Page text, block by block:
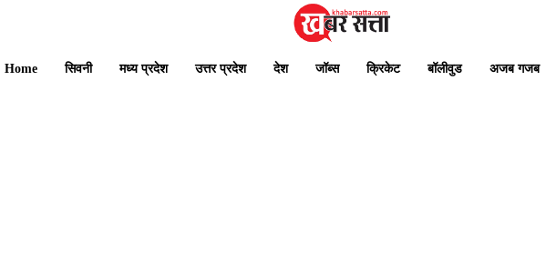
Home सिवनी मध्य प्रदेश उत्तर प्रदेश देश जॉब्स क्रिकेट बॉलीवुड अजब गजब